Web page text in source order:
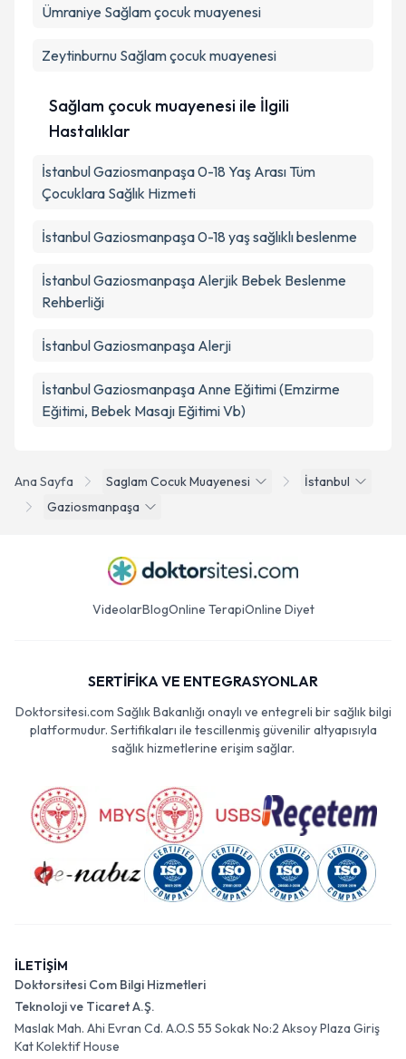
Ana Sayfa Saglam Cocuk Muayenesi
İstanbul
Gaziosmanpaşa
Ümraniye Sağlam çocuk muayenesi
Zeytinburnu Sağlam çocuk muayenesi
Sağlam çocuk muayenesi ile İlgili
Hastalıklar
İstanbul Gaziosmanpaşa 0-18 Yaş Arası Tüm
Çocuklara Sağlık Hizmeti
İstanbul Gaziosmanpaşa 0-18 yaş sağlıklı beslenme
İstanbul Gaziosmanpaşa Alerjik Bebek Beslenme
Rehberliği
İstanbul Gaziosmanpaşa Alerji
İstanbul Gaziosmanpaşa Anne Eğitimi (Emzirme
Eğitimi, Bebek Masajı Eğitimi Vb)
VideolarBlogOnline TerapiOnline Diyet
SERTİFİKA VE ENTEGRASYONLAR
Doktorsitesi.com Sağlık Bakanlığı onaylı ve entegreli bir sağlık bilgi
platformudur. Sertifikaları ile tescillenmiş güvenilir altyapısıyla
sağlık hizmetlerine erişim sağlar.
İLETİŞİM
Doktorsitesi Com Bilgi Hizmetleri
Teknoloji ve Ticaret A.Ş.
Maslak Mah. Ahi Evran Cd. A.O.S 55 Sokak No:2 Aksoy Plaza Giriş
Kat Kolektif House